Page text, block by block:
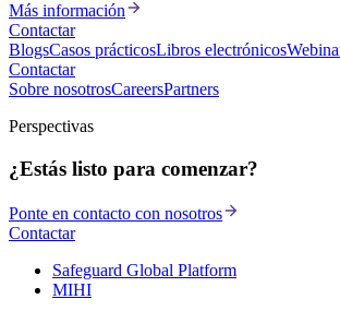
Más información
Contactar
BlogsCasos prácticosLibros electrónicos
Contactar
Sobre nosotrosCareersPartners
Perspectivas
¿Estás listo para comenzar?
Ponte en contacto con nosotros
Contactar
Safeguard Global Platform
MIHI